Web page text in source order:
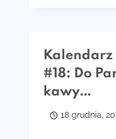
#18: Do
kawy…
18 grudnia,